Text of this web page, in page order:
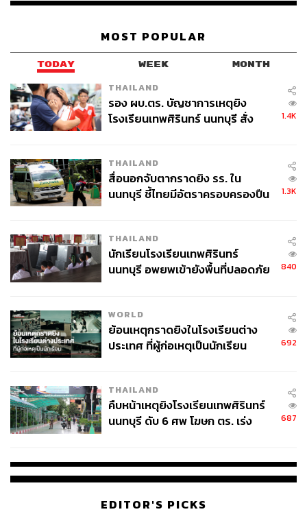
MOST POPULAR
TODAY WEEK MONTH
THAILAND
รอง ผบ.ตร. บัญชาการเหตุยิง
โรงเรียนเทพศิรินทร์ นนทบุรี สั่ง
1.4K
THAILAND
สื่อนอกจับตากราดยิง รร. ใน
นนทบุรี ชี้ไทยมีอัตราครอบครองปืน
1.3K
THAILAND
นักเรียนโรงเรียนเทพศิรินทร์
นนทบุรี อพยพเข้ายังพื้นที่ปลอดภัย
840
WORLD
ย้อนเหตุกราดยิงในโรงเรียนต่าง
ประเทศ ที่ผู้ก่อเหตุเป็นนักเรียน
692
THAILAND
คืบหน้าเหตุยิงโรงเรียนเทพศิรินทร์
นนทบุรี ดับ 6 ศพ โฆษก ตร. เร่ง
687
EDITOR'S PICKS